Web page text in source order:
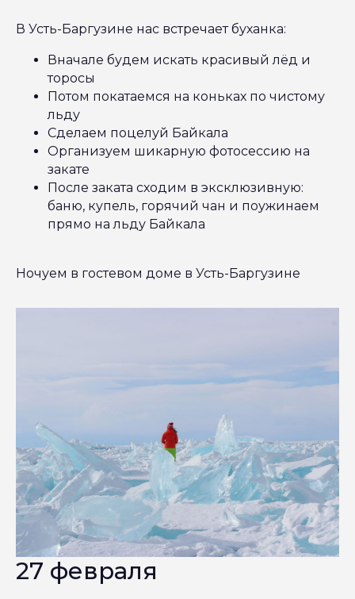
В Усть-Баргузине нас встречает буханка:
Вначале будем искать красивый лёд и
торосы
Потом покатаемся на коньках по чистому
льду
Сделаем поцелуй Байкала
Организуем шикарную фотосессию на
закате
После заката сходим в эксклюзивную:
баню, купель, горячий чан и поужинаем
прямо на льду Байкала
Ночуем в гостевом доме в Усть-Баргузине
27 февраля